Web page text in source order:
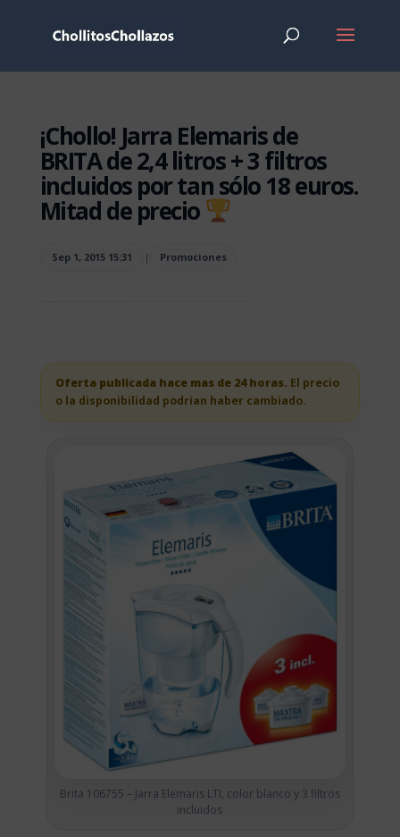
¡Chollo! Jarra Elemaris de
BRITA de 2,4 litros + 3 filtros
incluidos por tan sólo 18 euros.
Mitad de precio
Sep 1, 2015 15:31 | Promociones
Oferta publicada hace mas de 24 horas. El precio
o la disponibilidad podrian haber cambiado.
Brita 106755 – Jarra Elemaris LTI, color blanco y 3 filtros
incluidos